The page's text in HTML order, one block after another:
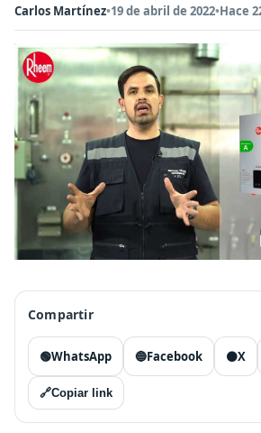
Carlos Martínez•19 de abril de 2022•Hace
Compartir
🟢WhatsApp 🔵Facebook ⚫X
🔗Copiar link